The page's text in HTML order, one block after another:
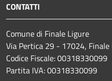
CONTATTI
Comune di Finale Ligure
Via Pertica 29 - 17024, Finale
Codice Fiscale: 00318330099
Partita IVA: 00318330099